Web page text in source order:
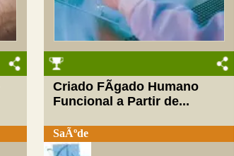
Criado FÃ­gado Humano
Funcional a Partir de...
SaÃºde